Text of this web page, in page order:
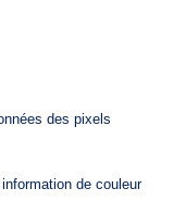
des pixels
de couleur